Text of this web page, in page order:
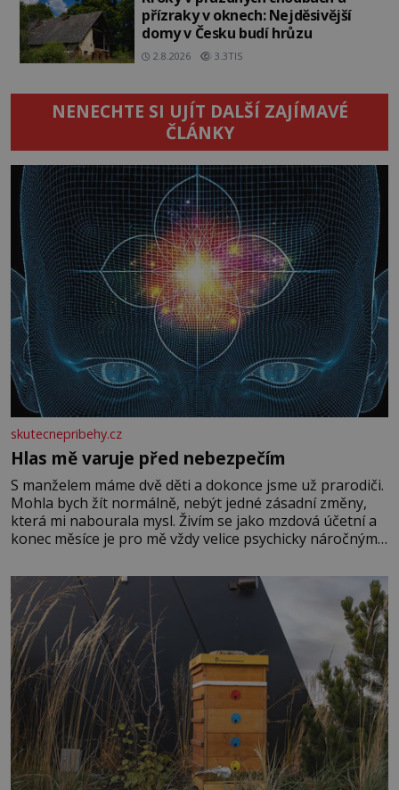
přízraky v oknech: Nejděsivější
domy v Česku budí hrůzu
2.8.2026 3.3TIS
NENECHTE SI UJÍT DALŠÍ ZAJÍMAVÉ
ČLÁNKY
skutecnepribehy.cz
Hlas mě varuje před nebezpečím
S manželem máme dvě děti a dokonce jsme už prarodiči.
Mohla bych žít normálně, nebýt jedné zásadní změny,
která mi nabourala mysl. Živím se jako mzdová účetní a
konec měsíce je pro mě vždy velice psychicky náročným
dál častěji volá o pomoc, co se hlídání týče. Dalo by se